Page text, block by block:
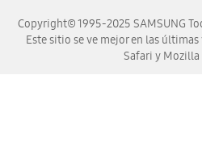
Copyright© 1995-2025 SAMSUNG
Este sitio se ve mejor en las
Safari y